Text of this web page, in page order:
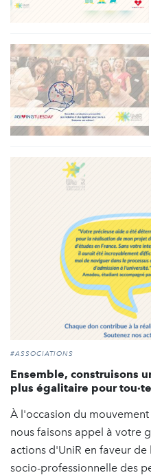
#ASSOCIATIONS
Ensemble, construisons
plus égalitaire pour
À l'occasion du
nous faisons appel à votre
actions d'UniR en faveur
socio-professionnelle des